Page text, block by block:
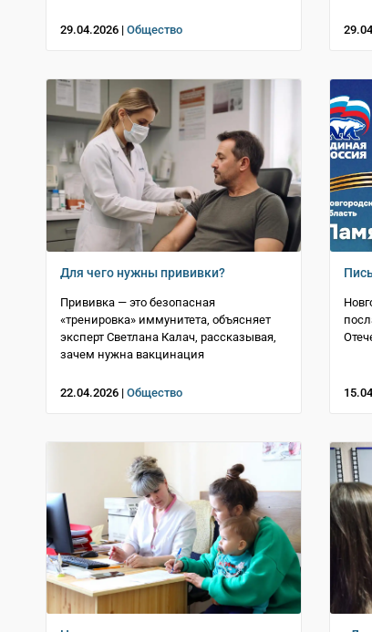
29.04.2026 | Общество
Для чего нужны прививки?
Прививка — это безопасная
«тренировка» иммунитета, объясняет
эксперт Светлана Калач, рассказывая,
зачем нужна вакцинация
22.04.2026 | Общество